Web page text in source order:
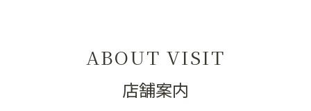
ABOUT VISIT
店舗案内